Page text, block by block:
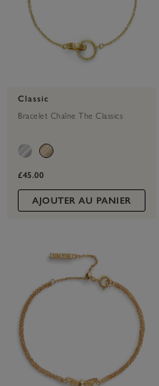
Classic
Bracelet Chaîne The Classics
£45.00
AJOUTER AU PANIER